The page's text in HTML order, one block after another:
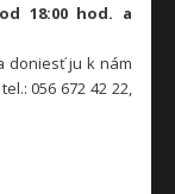
18:00 hod. a
doniesť ju k nám
056 672 42 22,